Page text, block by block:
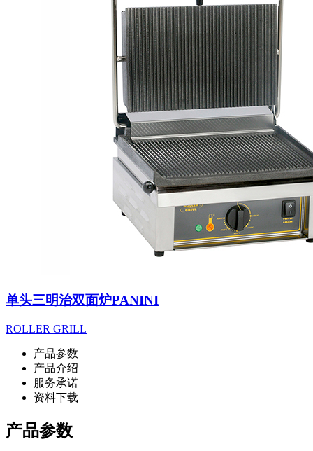
单头三明治双面炉PANINI
ROLLER GRILL
产品参数
产品介绍
服务承诺
资料下载
产品参数